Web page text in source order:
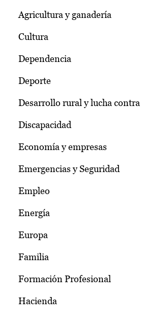
Agricultura y ganadería
Cultura
Dependencia
Deporte
Desarrollo rural y lucha
Discapacidad
Economía y empresas
Emergencias y Seguridad
Empleo
Energía
Europa
Familia
Formación Profesional
Hacienda